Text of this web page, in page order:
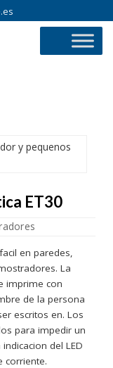
ET30
en paredes,
La
imprime con
de la persona
escritos en. Los
para impedir un
del LED
corriente.